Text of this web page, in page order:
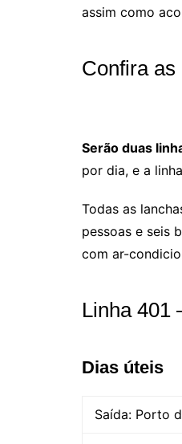
assim como
Confira as
Serão duas
por dia, e a
Todas as
pessoas e seis
com ar-
Linha 401
Dias úteis
Saída: Porto